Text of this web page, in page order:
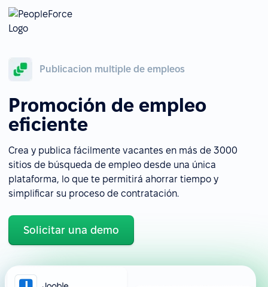
Publicacion multiple de empleos
Promoción de empleo
eficiente
Crea y publica fácilmente vacantes en más de 3000
sitios de búsqueda de empleo desde una única
plataforma, lo que te permitirá ahorrar tiempo y
simplificar su proceso de contratación.
Solicitar una demo